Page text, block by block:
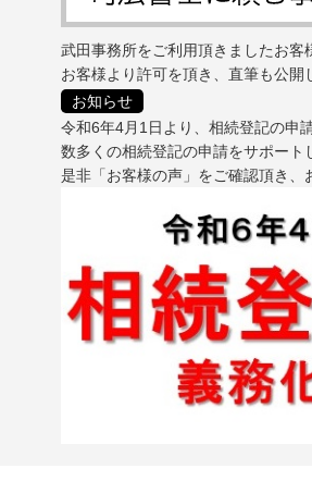
武田事務所をご利用頂きましたお客
お客様より許可を頂き、直筆も公開
お知らせ
令和6年4月1日より、相続登記の申
数多くの相続登記の申請をサポート
是非「お客様の声」をご確認頂き、